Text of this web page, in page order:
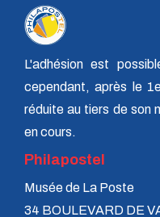
L'adhésion est
cependant, après le
réduite au tiers de son
en cours.
Philapostel
Musée de La Poste
34 BOULEVARD DE